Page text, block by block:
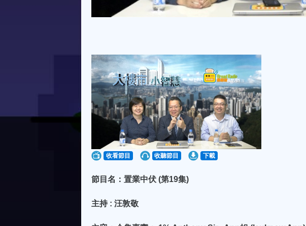
收看節目 收聽節目 下載
節目名：置業中伏 (第19集)
主持 : 汪敦敬